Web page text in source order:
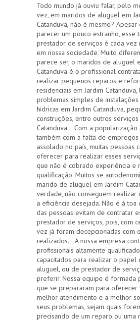
Todo mundo já ouviu falar, pelo
vez, em maridos de aluguel em
Catanduva, não é mesmo? Apesar
parecer um pouco estranho, esse
prestador de serviços é cada vez
em nossa sociedade. Muito
parece ser, o maridos de aluguel
Catanduva é o profissional
realizar pequenos reparos e
residenciais em Jardim
problemas simples de
hídricas em Jardim Catanduva,
construções, entre outros serviços
Catanduva. Com a popularização
também com a falta de
assolado no país, muitas pessoas
oferecer para realizar esses
que não é cobrado experiência e
qualificação. Muitos se
marido de aluguel em Jardim
verdade, não conseguem realizar
a eficiência desejada. Não é à toa
das pessoas evitam de contratar
prestador de serviços, pois, com
vez já foram decepcionadas com
realizados. A nossa empresa
profissionais altamente
capacitados para realizar o papel
aluguel, ou de prestador de
preferir. Nossa equipe é formada
que se prepararam para oferecer
melhor atendimento e a melhor
seus problemas, sejam quais
precisando de um reparo ou uma